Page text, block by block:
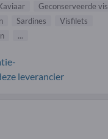
Geconserveerde vis
Sardines
Visfilets
...
leverancier